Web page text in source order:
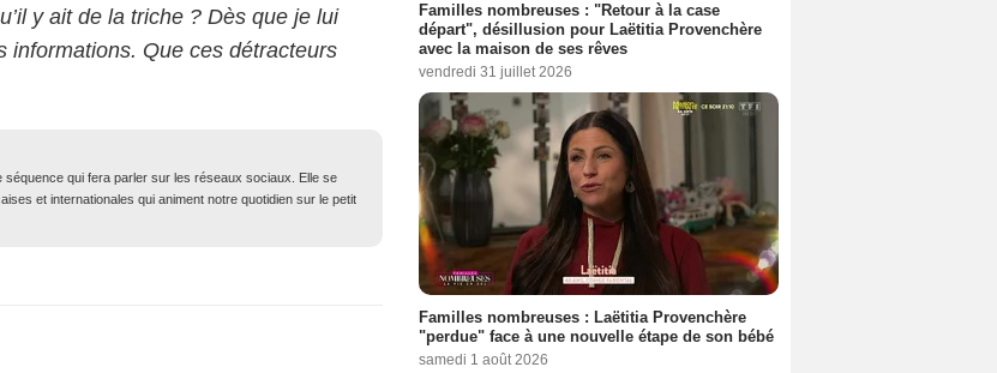
y ait de la triche ? Dès que je lui
informations. Que ces détracteurs
séquence qui fera parler sur les réseaux sociaux. Elle se
et internationales qui animent notre quotidien sur le petit
Familles nombreuses : "Retour à la case
départ", désillusion pour Laëtitia Provenchère
avec la maison de ses rêves
vendredi 31 juillet 2026
Familles nombreuses : Laëtitia Provenchère
"perdue" face à une nouvelle étape de son bébé
samedi 1 août 2026